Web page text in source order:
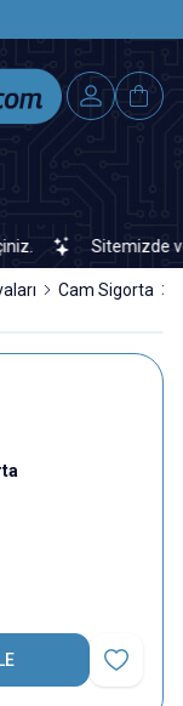
Sitemizde veya
Cam Sigorta
Favoriye